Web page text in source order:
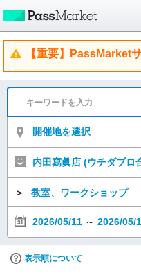
【重要】PassMarket
開催地を選択
内田寫眞店 (ウチダブ
＞ 教室、ワークショップ
2026/05/11 ～ 2026/05/
表示順について